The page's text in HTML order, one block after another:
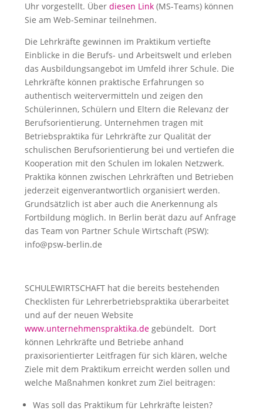
Uhr vorgestellt. Über diesen Link (MS-Teams) können
Sie am Web-Seminar teilnehmen.
Die Lehrkräfte gewinnen im Praktikum vertiefte
Einblicke in die Berufs- und Arbeitswelt und erleben
das Ausbildungsangebot im Umfeld ihrer Schule. Die
Lehrkräfte können praktische Erfahrungen so
authentisch weitervermitteln und zeigen den
Schülerinnen, Schülern und Eltern die Relevanz der
Berufsorientierung. Unternehmen tragen mit
Betriebspraktika für Lehrkräfte zur Qualität der
schulischen Berufsorientierung bei und vertiefen die
Kooperation mit den Schulen im lokalen Netzwerk.
Praktika können zwischen Lehrkräften und Betrieben
jederzeit eigenverantwortlich organisiert werden.
Grundsätzlich ist aber auch die Anerkennung als
Fortbildung möglich. In Berlin berät dazu auf Anfrage
das Team von Partner Schule Wirtschaft (PSW):
info@psw-berlin.de
SCHULEWIRTSCHAFT hat die bereits bestehenden
Checklisten für Lehrerbetriebspraktika überarbeitet
und auf der neuen Website
www.unternehmenspraktika.de gebündelt. Dort
können Lehrkräfte und Betriebe anhand
praxisorientierter Leitfragen für sich klären, welche
Ziele mit dem Praktikum erreicht werden sollen und
welche Maßnahmen konkret zum Ziel beitragen:
Was soll das Praktikum für Lehrkräfte leisten?